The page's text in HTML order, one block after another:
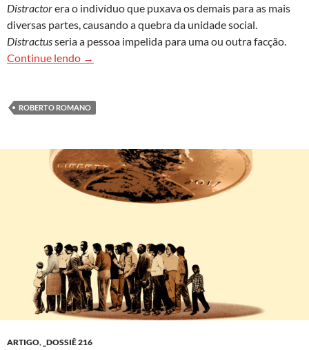
Distractorera o indivíduo que puxava os demais para as mais
diversas partes, causando a quebra da unidade social.
Distractusseria a pessoa impelida para uma ou outra facção.
Continue lendo Massacre covid: suicídio como esporte e
→
ROBERTO ROMANO
ARTIGO, _DOSSIÊ 216